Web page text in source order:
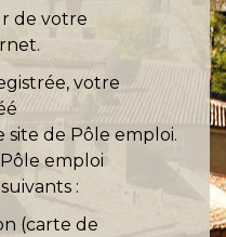
de votre
votre
de Pôle emploi.
emploi
:
(carte de